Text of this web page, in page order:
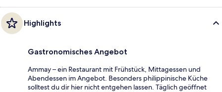
Highlights
Gastronomisches Angebot
Ammay – ein Restaurant mit Frühstück, Mittagessen und
Abendessen im Angebot. Besonders philippinische Küche
solltest du dir hier nicht entgehen lassen. Täglich geöffnet